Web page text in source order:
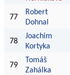
77
Robert
Dohnal
78
Joachim
Kortyka
79
Tomáš
Zahálka